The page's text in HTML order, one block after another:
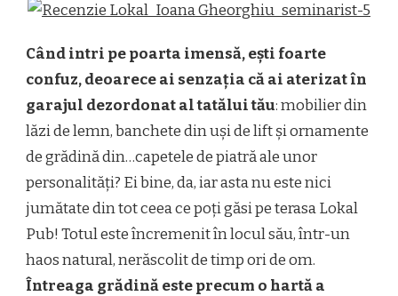
Când intri pe poarta imensă, ești foarte
confuz, deoarece ai senzația că ai aterizat în
garajul dezordonat al tatălui tău: mobilier din
lăzi de lemn, banchete din uși de lift și ornamente
de grădină din…capetele de piatră ale unor
personalități? Ei bine, da, iar asta nu este nici
jumătate din tot ceea ce poți găsi pe terasa Lokal
Pub! Totul este încremenit în locul său, într-un
haos natural, nerăscolit de timp ori de om.
Întreaga grădină este precum o hartă a